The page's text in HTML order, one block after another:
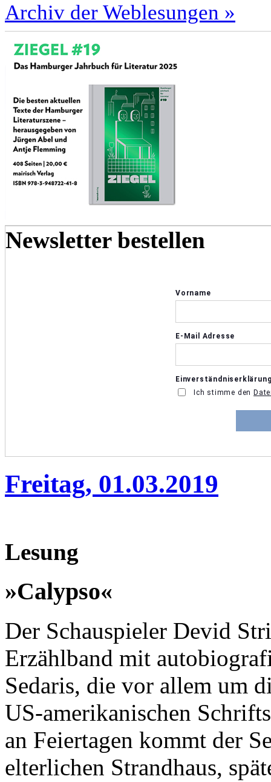
Archiv der Weblesungen »
Newsletter bestellen
Freitag, 01.03.2019
Lesung
»Calypso«
Der Schauspieler Devid
Erzählband mit
Sedaris, die vor allem um
US-amerikanischen
an Feiertagen kommt der
elterlichen Strandhaus,